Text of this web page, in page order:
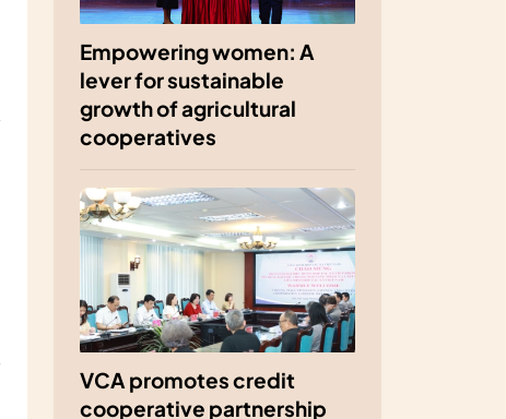
Empowering women: A
lever for sustainable
growth of agricultural
cooperatives
VCA promotes credit
cooperative partnership